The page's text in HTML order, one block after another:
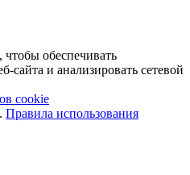
обеспечивать
сайта и анализировать сетевой
cookie
Правила использования